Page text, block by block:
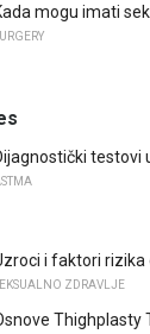
mogu imati
testovi
i faktori rizika
ZDRAVLJE
Thighplasty